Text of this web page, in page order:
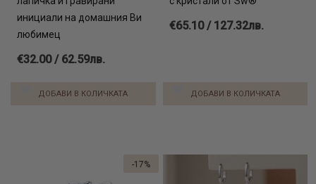
инициали на домашния Ви
любимец
€32.00 / 62.59лв.
ДОБАВИ В КОЛИЧКАТА
€65.10 / 127.32лв.
ДОБАВИ В КОЛИЧКАТА
-17%